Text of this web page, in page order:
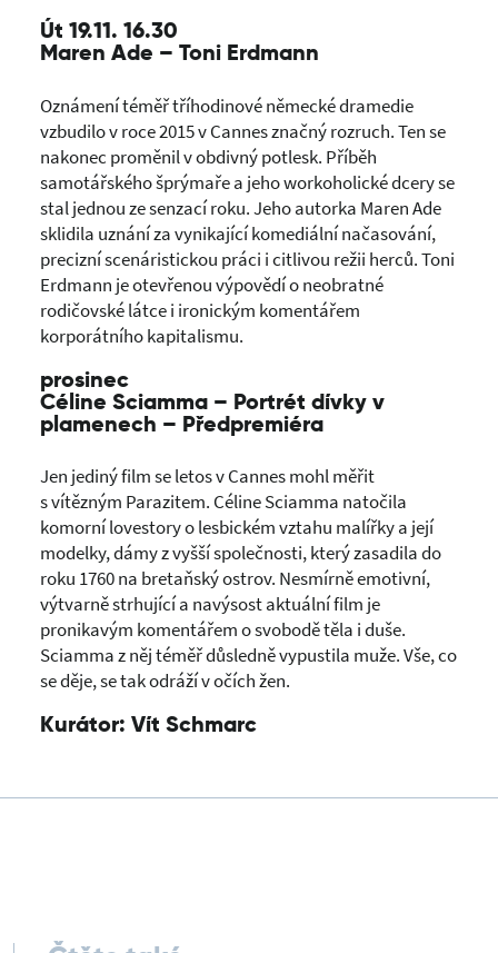
Út 19.11. 16.30
Maren Ade – Toni Erdmann
Oznámení téměř tříhodinové německé dramedie
vzbudilo v roce 2015 v Cannes značný rozruch. Ten se
nakonec proměnil v obdivný potlesk. Příběh
samotářského šprýmaře a jeho workoholické dcery se
stal jednou ze senzací roku. Jeho autorka Maren Ade
sklidila uznání za vynikající komediální načasování,
precizní scenáristickou práci i citlivou režii herců. Toni
Erdmann je otevřenou výpovědí o neobratné
rodičovské látce i ironickým komentářem
korporátního kapitalismu.
prosinec
Céline Sciamma – Portrét dívky v
plamenech – Předpremiéra
Jen jediný film se letos v Cannes mohl měřit
s vítězným Parazitem. Céline Sciamma natočila
komorní lovestory o lesbickém vztahu malířky a její
modelky, dámy z vyšší společnosti, který zasadila do
roku 1760 na bretaňský ostrov. Nesmírně emotivní,
výtvarně strhující a navýsost aktuální film je
pronikavým komentářem o svobodě těla i duše.
Sciamma z něj téměř důsledně vypustila muže. Vše, co
se děje, se tak odráží v očích žen.
Kurátor: Vít Schmarc